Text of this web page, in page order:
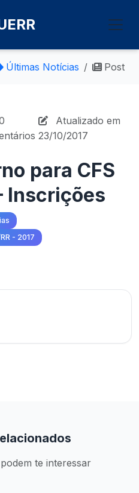
Últimas Notícias Post
Atualizado em
23/10/2017
para CFS
Inscrições
- 2017
te interessar